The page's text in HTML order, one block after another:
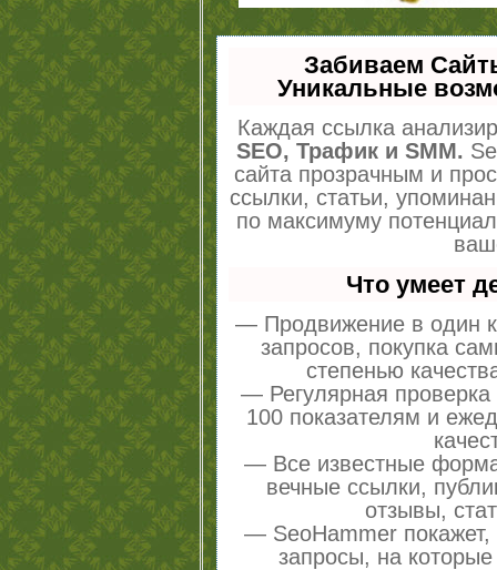
Забиваем
Уникальные
Каждая ссылка
SEO, Трафик и SMM.
сайта прозрачным и
ссылки, статьи,
по максимуму
Что умеет
— Продвижение в один
запросов, покупка
степенью
— Регулярная проверка
100 показателям и
— Все известные
вечные ссылки,
отзывы,
— SeoHammer покажет,
запросы, на